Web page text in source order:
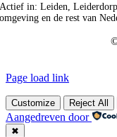
Actief in: Leiden,
omgeving en de rest van
Page load link
Customize Reject All
Aangedreven door
✖